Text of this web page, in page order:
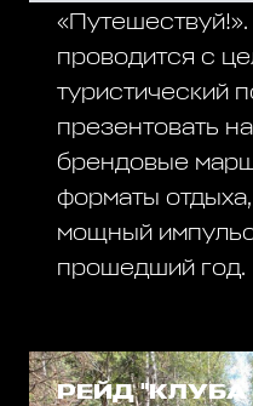
проводится с
туристический
презентовать
брендовые
форматы
мощный
прошедший год.
РЕЙД "КЛУБА